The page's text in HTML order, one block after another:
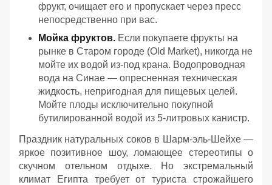
фрукт, очищает его и пропускает через пресс
непосредственно при вас.
Мойка фруктов. Если покупаете фрукты на
рынке в Старом городе (Old Market), никогда не
мойте их водой из-под крана. Водопроводная
вода на Синае — опресненная техническая
жидкость, непригодная для пищевых целей.
Мойте плоды исключительно покупной
бутилированной водой из 5-литровых канистр.
Праздник натуральных соков в Шарм-эль-Шейхе —
яркое позитивное шоу, ломающее стереотипы о
скучном отельном отдыхе. Но экстремальный
климат Египта требует от туриста строжайшего